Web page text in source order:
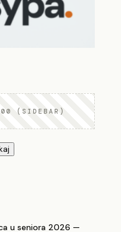
(SIDEBAR)
u seniora 2026 —